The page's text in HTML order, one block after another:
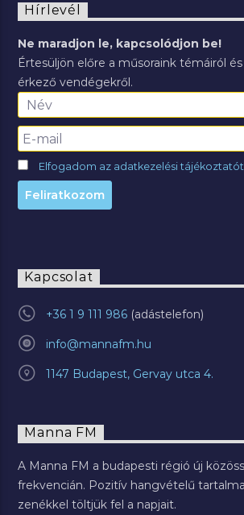
Hírlevél
Ne maradjon le, kapcsolódjon be!
Értesüljön előre a műsoraink témáiról
érkező vendégekről.
Elfogadom az adatkezelési
Kapcsolat
+36 1 9 111 986
info@mannafm.hu
1147 Budapest, Gervay utca 4.
Manna FM
A Manna FM a budapesti régió új
frekvencián. Pozitív hangvételű
zenékkel töltjük fel a napjait.